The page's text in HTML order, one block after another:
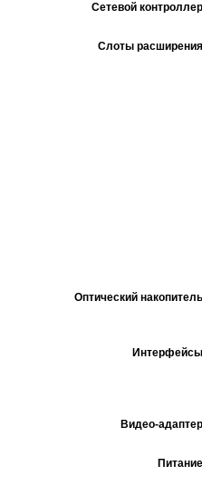
Сетевой контроллер
Слоты расширения
Оптический накопитель
Интерфейсы
Видео-адаптер
Питание